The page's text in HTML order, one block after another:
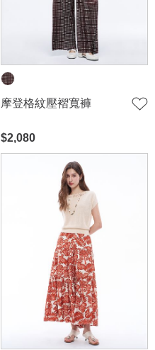
摩登格紋壓褶寬褲
$2,080